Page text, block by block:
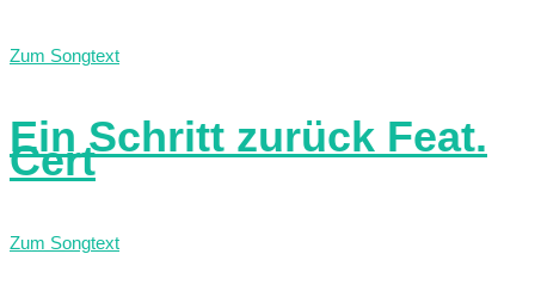
Zum Songtext
Ein Schritt zurück Feat.
Cert
Zum Songtext